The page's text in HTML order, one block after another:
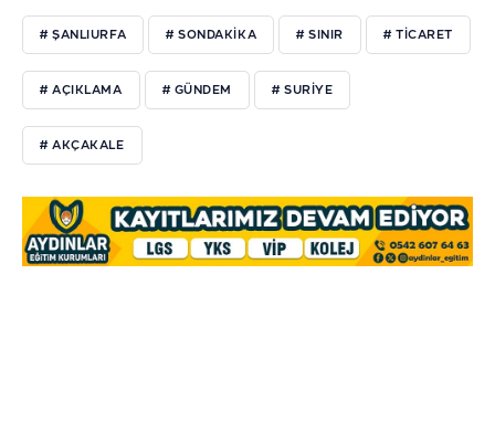
# ŞANLIURFA # SONDAKIKA # SINIR # TICARET
# AÇIKLAMA # GÜNDEM # SURIYE
# AKÇAKALE